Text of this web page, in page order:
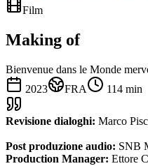
Film
Making of
Bienvenue dans le Monde
2023
FRA 114 min
Revisione dialoghi: Marco
Post produzione audio: SNB
Production Manager: Ettore